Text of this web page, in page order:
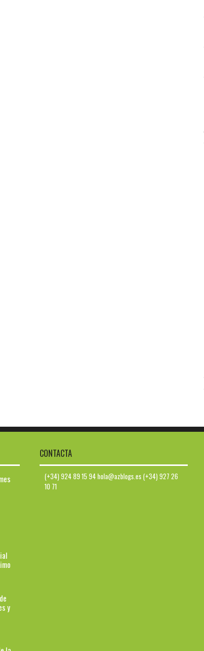
y
CONTACTA
(+34) 924 89 15 94 hola@azblogs.es (+34) 927 26
10 71